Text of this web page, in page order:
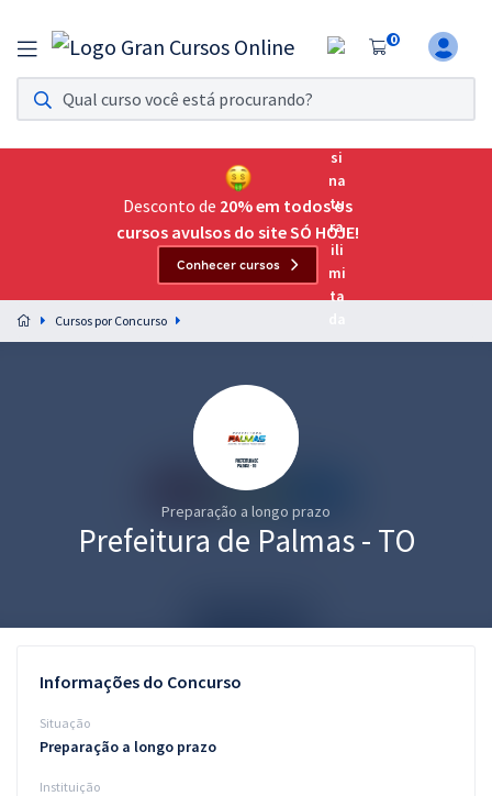
0
Assinatura Ilimitada 11
Acesso a todos os cursos. Teste grátis por 7 dias!
Assinatura OAB Até Passar
Acesso ilimitado a toda preparação para o Exame da
Preparação completa e intensiva para as principais
residências em saúde do Brasil
Graduação
Questões grátis
Desconto de 20% em todos os
cursos avulsos do site SÓ HOJE!
Conhecer cursos
Cursos por Concurso
Preparação a longo prazo
Prefeitura de Palmas - TO
Informações do Concurso
Situação
Preparação a longo prazo
Instituição